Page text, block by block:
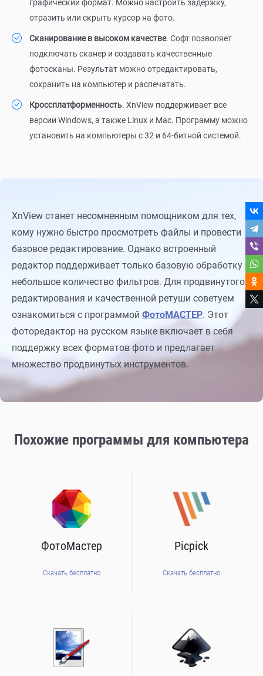
графический формат. Можно настроить задержку,
отразить или скрыть курсор на фото.
Сканирование в высоком качестве. Софт позволяет
подключать сканер и создавать качественные
фотосканы. Результат можно отредактировать,
сохранить на компьютер и распечатать.
Кроссплатформенность. XnView поддерживает все
версии Windows, а также Linux и Mac. Программу можно
установить на компьютеры с 32 и 64-битной системой.
XnView станет несомненным помощником для тех,
кому нужно быстро просмотреть файлы и провести
базовое редактирование. Однако встроенный
редактор поддерживает только базовую обработку и
небольшое количество фильтров. Для продвинутого
редактирования и качественной ретуши советуем
ознакомиться с программой ФотоМАСТЕР. Этот
фоторедактор на русском языке включает в себя
поддержку всех форматов фото и предлагает
множество продвинутых инструментов.
Похожие программы для компьютера
ФотоМастер
Скачать бесплатно
Picpick
Скачать бесплатно